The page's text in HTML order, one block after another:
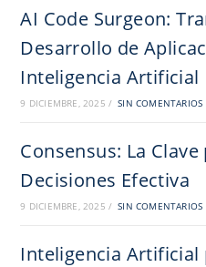
AI Code Surgeon:
Desarrollo de
Inteligencia Artificial
9 DICIEMBRE, 2025 / SIN COMENTARIOS
Consensus: La
Decisiones Efectiva
9 DICIEMBRE, 2025 / SIN COMENTARIOS
Inteligencia Artificial